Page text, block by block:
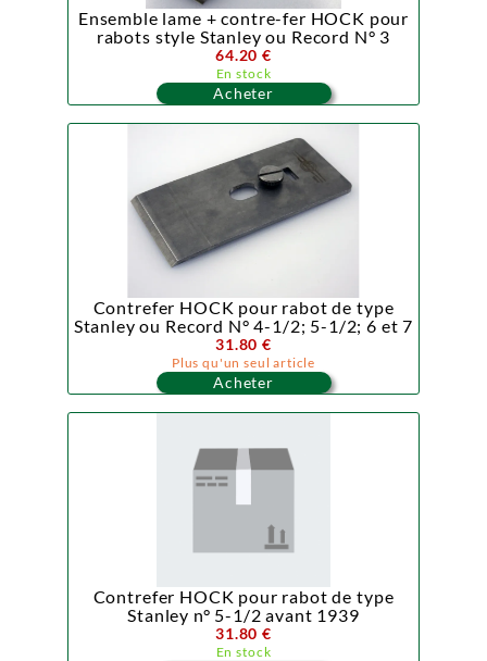
Ensemble lame + contre-fer HOCK pour
rabots style Stanley ou Record N° 3
64.20 €
En stock
Acheter
Contrefer HOCK pour rabot de type
Stanley ou Record N° 4-1/2; 5-1/2; 6 et 7
31.80 €
Plus qu'un seul article
Acheter
Contrefer HOCK pour rabot de type
Stanley n° 5-1/2 avant 1939
31.80 €
En stock